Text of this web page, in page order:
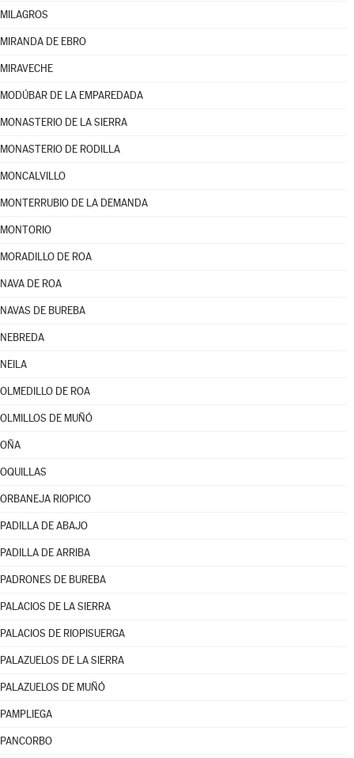
MILAGROS
MIRANDA DE EBRO
MIRAVECHE
MODÚBAR DE LA EMPAREDADA
MONASTERIO DE LA SIERRA
MONASTERIO DE RODILLA
MONCALVILLO
MONTERRUBIO DE LA DEMANDA
MONTORIO
MORADILLO DE ROA
NAVA DE ROA
NAVAS DE BUREBA
NEBREDA
NEILA
OLMEDILLO DE ROA
OLMILLOS DE MUÑÓ
OÑA
OQUILLAS
ORBANEJA RIOPICO
PADILLA DE ABAJO
PADILLA DE ARRIBA
PADRONES DE BUREBA
PALACIOS DE LA SIERRA
PALACIOS DE RIOPISUERGA
PALAZUELOS DE LA SIERRA
PALAZUELOS DE MUÑÓ
PAMPLIEGA
PANCORBO